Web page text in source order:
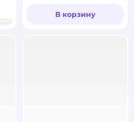
В корзину